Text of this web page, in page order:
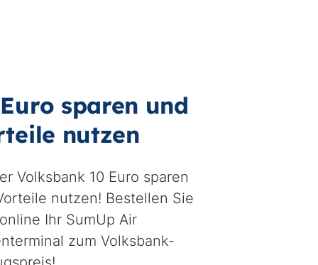
sparen und
nutzen
Volksbank 10 Euro sparen
nutzen! Bestellen Sie
Ihr SumUp Air
zum Volksbank-